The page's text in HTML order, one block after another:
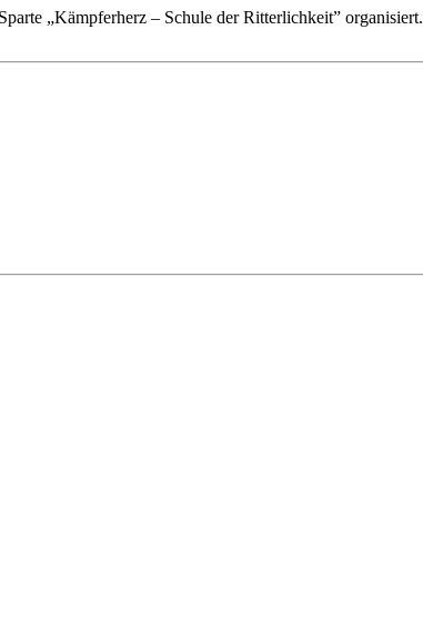
„Kämpferherz – Schule der Ritterlichkeit” organisiert.